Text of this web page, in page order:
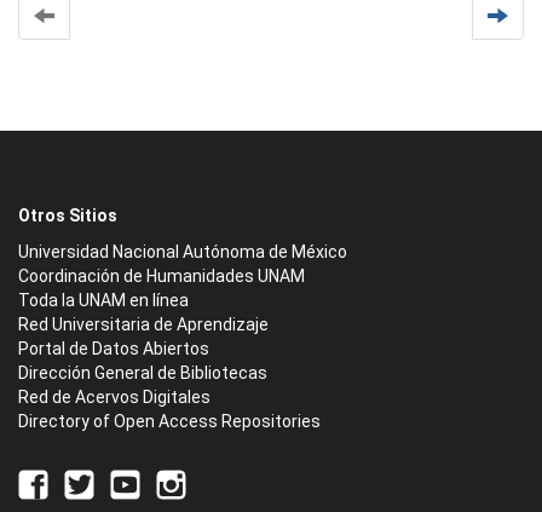
Otros Sitios
Universidad Nacional Autónoma de México
Coordinación de Humanidades UNAM
Toda la UNAM en línea
Red Universitaria de Aprendizaje
Portal de Datos Abiertos
Dirección General de Bibliotecas
Red de Acervos Digitales
Directory of Open Access Repositories